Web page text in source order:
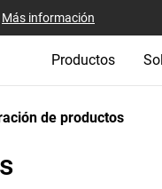
Más información
Productos
de productos